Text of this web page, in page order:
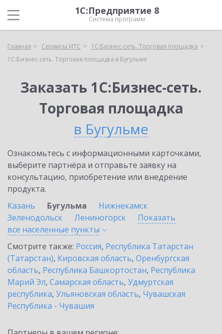
1С:Предприятие 8
Система программ
Главная Сервисы ИТС
1С:Бизнес-сеть. Торговая площадка
1С:Бизнес-сеть. Торговая площадка в Бугульме
Заказать 1С:Бизнес-сеть.
Торговая площадка
в Бугульме
Ознакомьтесь с информационными карточками,
выберите партнёра и отправьте заявку на
консультацию, приобретение или внедрение
продукта.
Казань
Бугульма
Нижнекамск
Зеленодольск
Лениногорск
Показать
все населенные пункты
Смотрите также: Россия, Республика Татарстан
(Татарстан), Кировская область, Оренбургская
область, Республика Башкортостан, Республика
Марий Эл, Самарская область, Удмуртская
республика, Ульяновская область, Чувашская
Республика - Чувашия